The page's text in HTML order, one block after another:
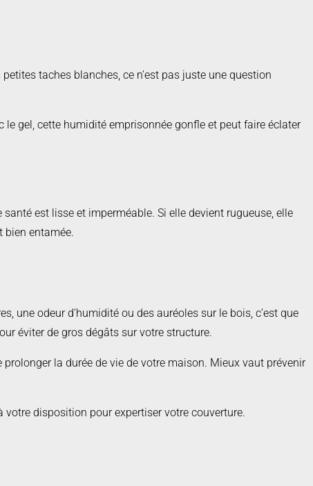
taches blanches, ce n’est pas juste une question
le gel, cette humidité emprisonnée gonfle et peut faire éclater
est lisse et imperméable. Si elle devient rugueuse, elle
bien entamée.
une odeur d’humidité ou des auréoles sur le bois, c’est que
éviter de gros dégâts sur votre structure.
prolonger la durée de vie de votre maison. Mieux vaut prévenir
votre disposition pour expertiser votre couverture.